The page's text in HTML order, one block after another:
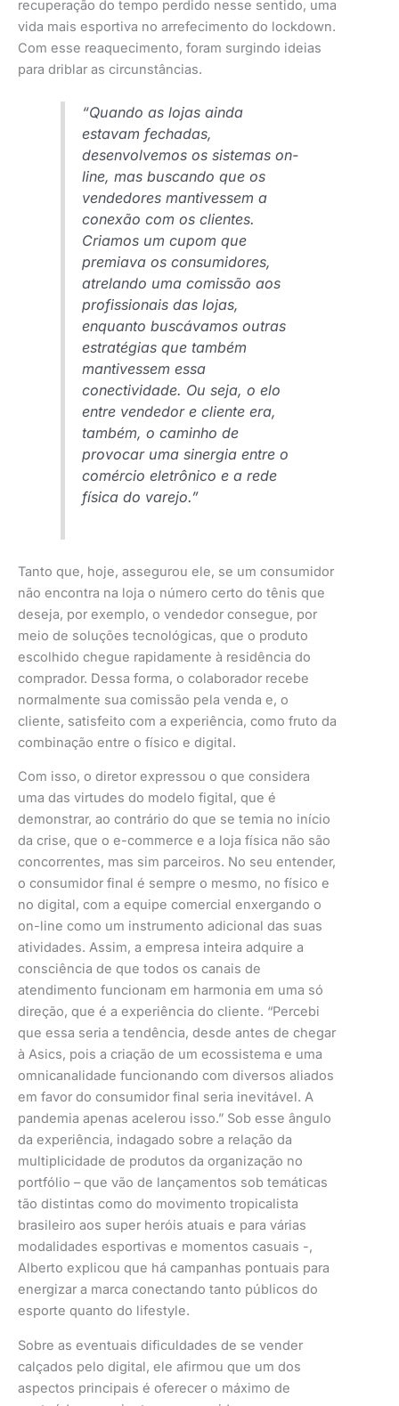
recuperação do tempo perdido nesse sentido, uma
vida mais esportiva no arrefecimento do lockdown.
Com esse reaquecimento, foram surgindo ideias
para driblar as circunstâncias.
“Quando as lojas ainda
estavam fechadas,
desenvolvemos os sistemas on-
line, mas buscando que os
vendedores mantivessem a
conexão com os clientes.
Criamos um cupom que
premiava os consumidores,
atrelando uma comissão aos
profissionais das lojas,
enquanto buscávamos outras
estratégias que também
mantivessem essa
conectividade. Ou seja, o elo
entre vendedor e cliente era,
também, o caminho de
provocar uma sinergia entre o
comércio eletrônico e a rede
física do varejo.”
Tanto que, hoje, assegurou ele, se um consumidor
não encontra na loja o número certo do tênis que
deseja, por exemplo, o vendedor consegue, por
meio de soluções tecnológicas, que o produto
escolhido chegue rapidamente à residência do
comprador. Dessa forma, o colaborador recebe
normalmente sua comissão pela venda e, o
cliente, satisfeito com a experiência, como fruto da
combinação entre o físico e digital.
Com isso, o diretor expressou o que considera
uma das virtudes do modelo figital, que é
demonstrar, ao contrário do que se temia no início
da crise, que o e-commerce e a loja física não são
concorrentes, mas sim parceiros. No seu entender,
o consumidor final é sempre o mesmo, no físico e
no digital, com a equipe comercial enxergando o
on-line como um instrumento adicional das suas
atividades. Assim, a empresa inteira adquire a
consciência de que todos os canais de
atendimento funcionam em harmonia em uma só
direção, que é a experiência do cliente. “Percebi
que essa seria a tendência, desde antes de chegar
à Asics, pois a criação de um ecossistema e uma
omnicanalidade funcionando com diversos aliados
em favor do consumidor final seria inevitável. A
pandemia apenas acelerou isso.” Sob esse ângulo
da experiência, indagado sobre a relação da
multiplicidade de produtos da organização no
portfólio – que vão de lançamentos sob temáticas
tão distintas como do movimento tropicalista
brasileiro aos super heróis atuais e para várias
modalidades esportivas e momentos casuais -,
Alberto explicou que há campanhas pontuais para
energizar a marca conectando tanto públicos do
esporte quanto do lifestyle.
Sobre as eventuais dificuldades de se vender
calçados pelo digital, ele afirmou que um dos
aspectos principais é oferecer o máximo de